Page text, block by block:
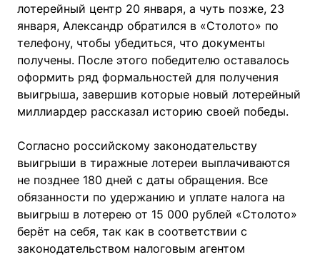
лотерейный центр 20 января, а чуть позже, 23
января, Александр обратился в «Столото» по
телефону, чтобы убедиться, что документы
получены. После этого победителю оставалось
оформить ряд формальностей для получения
выигрыша, завершив которые новый лотерейный
миллиардер рассказал историю своей победы.
Согласно российскому законодательству
выигрыши в тиражные лотереи выплачиваются
не позднее 180 дней с даты обращения. Все
обязанности по удержанию и уплате налога на
выигрыш в лотерею от 15 000 рублей «Столото»
берёт на себя, так как в соответствии с
законодательством налоговым агентом